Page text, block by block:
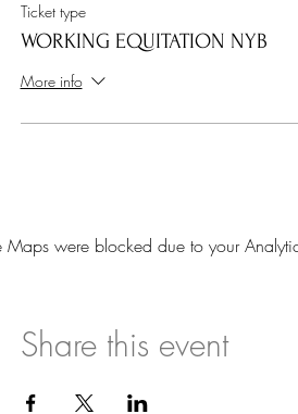
Ticket type
WORKING EQUITATION NYB
More info
were blocked due to your
Share this event